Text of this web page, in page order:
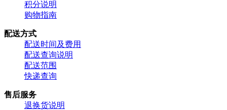
积分说明
购物指南
配送方式
配送时间及费用
配送查询说明
配送范围
快递查询
售后服务
退换货说明